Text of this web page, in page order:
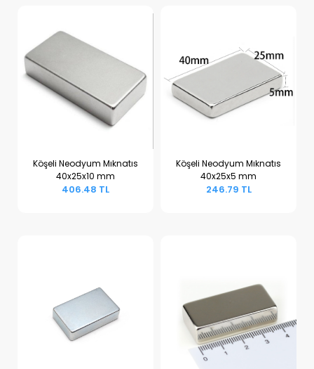
Sepete Ekle
Köşeli Neodyum Mıknatıs
40x25x10 mm
406.48 TL
Sepete Ekle
Köşeli Neodyum Mıknatıs
40x25x5 mm
246.79 TL